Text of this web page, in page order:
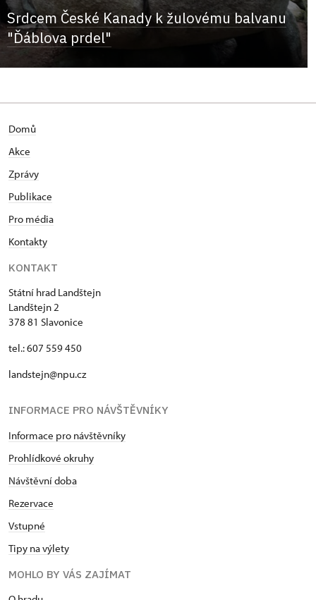
Srdcem České Kanady k žulovému balvanu
"Ďáblova prdel"
Domů
Akce
Zprávy
Publikace
Pro média
Kontakty
KONTAKT
Státní hrad Landštejn
Landštejn 2
378 81 Slavonice
tel.: 607 559 450
landstejn@npu.cz
INFORMACE PRO NÁVŠTĚVNÍKY
Informace pro návštěvníky
Prohlídkové okruhy
Návštěvní doba
Rezervace
Vstupné
Tipy na výlety
MOHLO BY VÁS ZAJÍMAT